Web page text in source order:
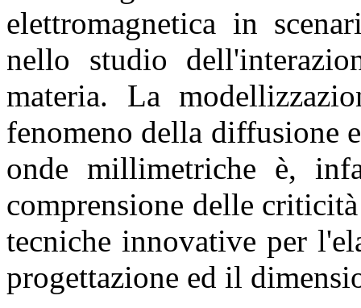
elettromagnetica in
nello studio
materia. La
fenomeno della diffusione
onde millimetriche è,
comprensione delle
tecniche innovative per
progettazione ed il